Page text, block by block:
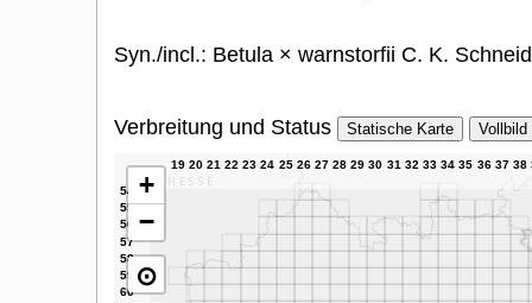
Syn./incl.: Betula × warnstorfii C. K.
Verbreitung und Status Statische Karte Vollbild
+
−
⊙